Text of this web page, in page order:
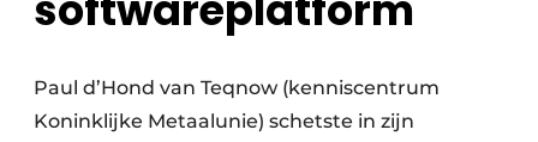
Paul d’Hond van Teqnow (kenniscentrum
Koninklijke Metaalunie) schetste in zijn